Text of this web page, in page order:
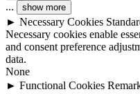
... show more
► Necessary Cookies
Necessary cookies enable
and consent preference
data.
None
► Functional Cookies